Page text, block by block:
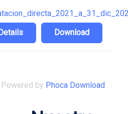
Download
Details
Powered by Phoca Download